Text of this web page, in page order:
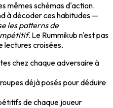
mêmes schémas d'action.
à décoder ces habitudes —
les patterns de
. Le Rummikub n'est pas
lectures croisées.
chez chaque adversaire à
déjà posés pour déduire
de chaque joueur